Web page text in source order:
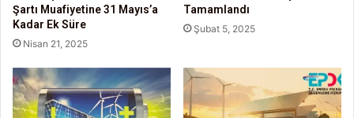
Şartı Muafiyetine 31 Mayıs’a
Kadar Ek Süre
Nisan 21, 2025
Tamamlandı
Şubat 5, 2025